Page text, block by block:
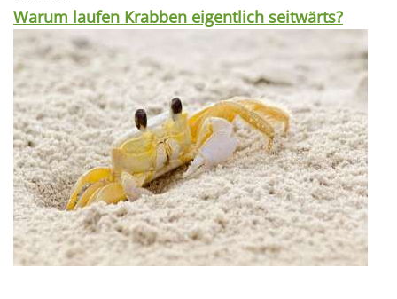
Warum laufen Krabben eigentlich seitwärts?